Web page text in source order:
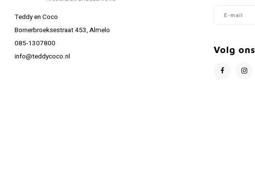
Teddy en Coco
Bornerbroeksestraat 453, Almelo
085-1307800
info@teddycoco.nl
Volg ons